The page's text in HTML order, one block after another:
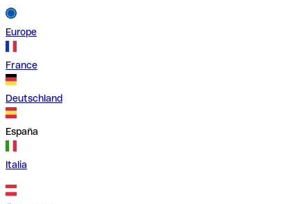
Europe
France
Deutschland
España
Italia